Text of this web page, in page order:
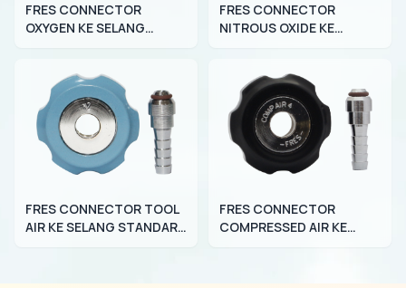
FRES CONNECTOR
OXYGEN KE SELANG
FRES CONNECTOR
NITROUS OXIDE KE
FRES CONNECTOR TOOL
AIR KE SELANG STANDAR
FRES CONNECTOR
COMPRESSED AIR KE